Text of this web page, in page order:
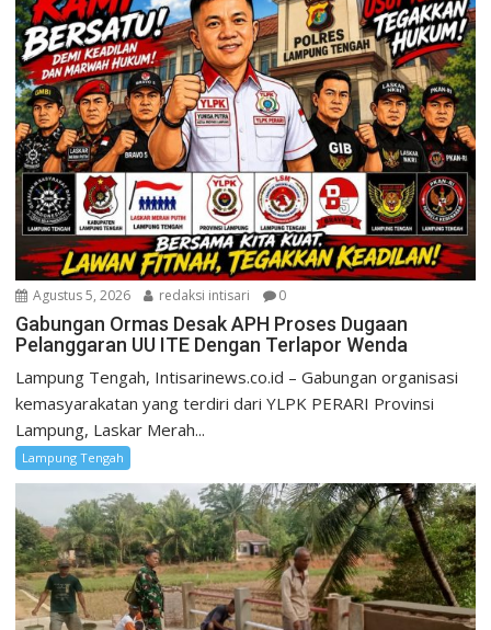
Agustus 5, 2026 redaksi intisari 0
Gabungan Ormas Desak APH Proses Dugaan
Pelanggaran UU ITE Dengan Terlapor Wenda
Lampung Tengah, Intisarinews.co.id – Gabungan organisasi
kemasyarakatan yang terdiri dari YLPK PERARI Provinsi
Lampung, Laskar Merah...
Lampung Tengah